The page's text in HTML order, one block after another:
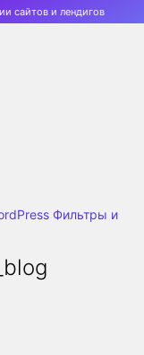
сайтов и лендигов
Фильтры и